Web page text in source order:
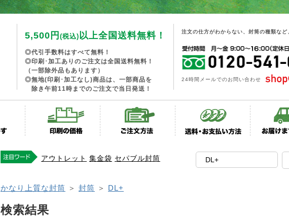
5,500円 (税込)以上全国送料無料！
◎代引手数料はすべて無料！
◎印刷･加工ありのご注文は全国送料無料！
（一部除外品もあります）
◎無地(印刷･加工なし)商品は、一部商品を
除き午前11時までのご注文で当日発送！
注文の仕方がわからない、封筒の種類な
24時間メールでのお問い合わせ
アウトレット 集金袋 セパブル封筒
かなり上質な封筒 ＞ 封筒 ＞ DL+
検索結果